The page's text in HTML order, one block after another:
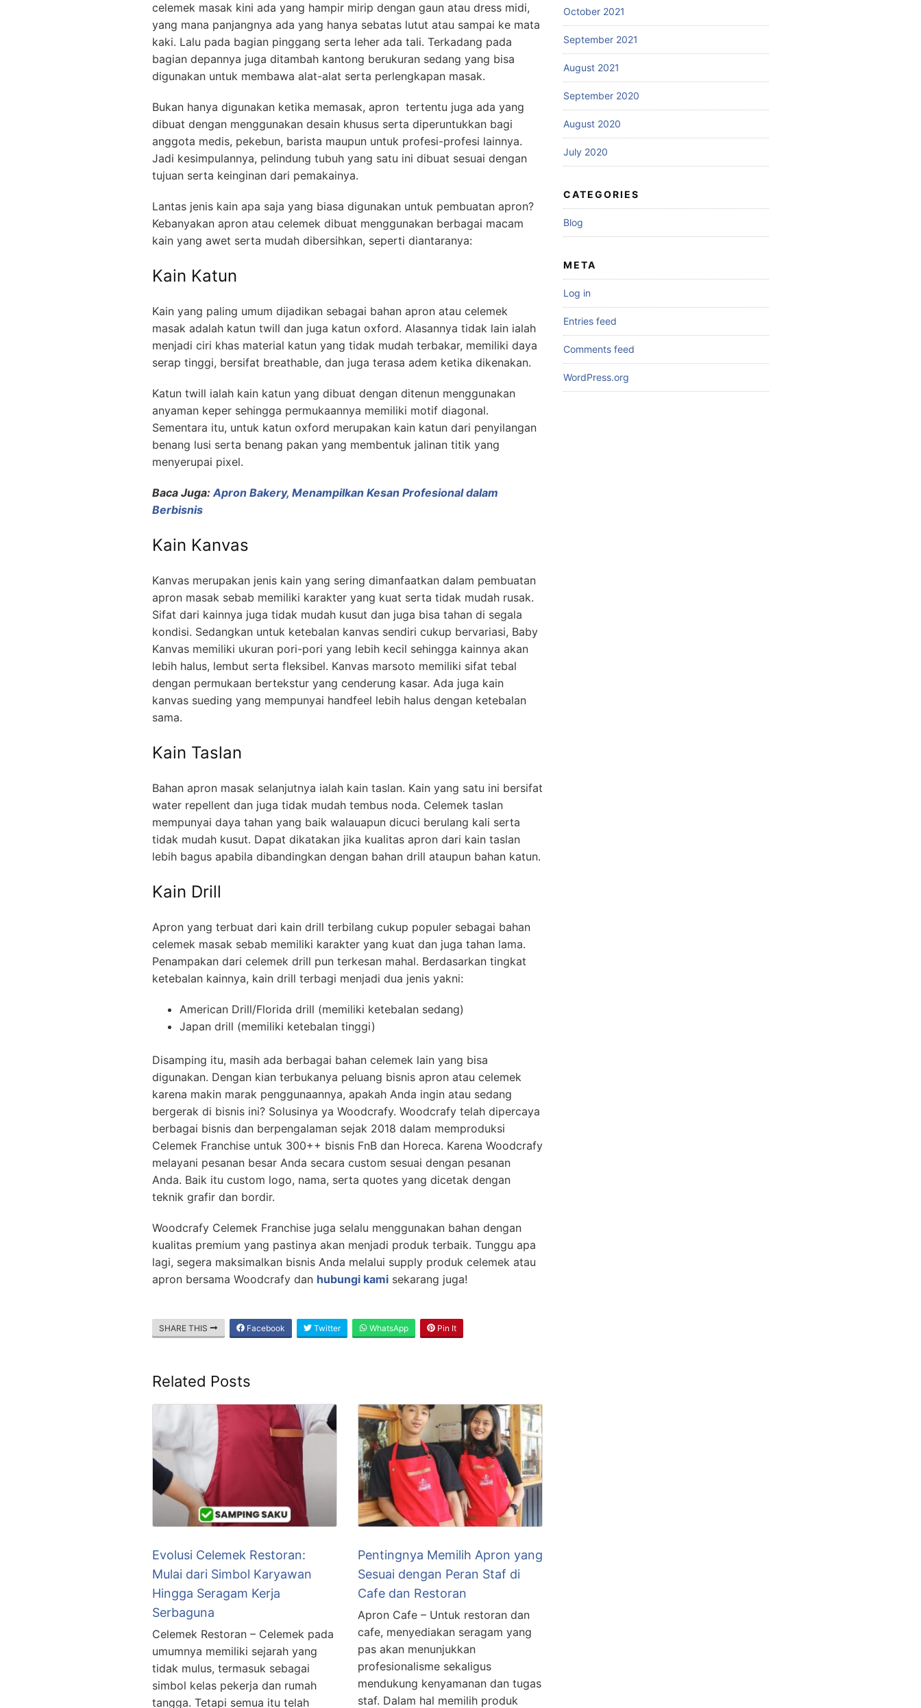
celemek masak kini ada yang hampir mirip dengan gaun atau dress midi,
yang mana panjangnya ada yang hanya sebatas lutut atau sampai ke mata
kaki. Lalu pada bagian pinggang serta leher ada tali. Terkadang pada
bagian depannya juga ditambah kantong berukuran sedang yang bisa
digunakan untuk membawa alat-alat serta perlengkapan masak.
Bukan hanya digunakan ketika memasak, apron tertentu juga ada yang
dibuat dengan menggunakan desain khusus serta diperuntukkan bagi
anggota medis, pekebun, barista maupun untuk profesi-profesi lainnya.
Jadi kesimpulannya, pelindung tubuh yang satu ini dibuat sesuai dengan
tujuan serta keinginan dari pemakainya.
Lantas jenis kain apa saja yang biasa digunakan untuk pembuatan apron?
Kebanyakan apron atau celemek dibuat menggunakan berbagai macam
kain yang awet serta mudah dibersihkan, seperti diantaranya:
Kain Katun
Kain yang paling umum dijadikan sebagai bahan apron atau celemek
masak adalah katun twill dan juga katun oxford. Alasannya tidak lain ialah
menjadi ciri khas material katun yang tidak mudah terbakar, memiliki daya
serap tinggi, bersifat breathable, dan juga terasa adem ketika dikenakan.
Katun twill ialah kain katun yang dibuat dengan ditenun menggunakan
anyaman keper sehingga permukaannya memiliki motif diagonal.
Sementara itu, untuk katun oxford merupakan kain katun dari penyilangan
benang lusi serta benang pakan yang membentuk jalinan titik yang
menyerupai pixel.
Baca Juga: Apron Bakery, Menampilkan Kesan Profesional dalam
Berbisnis
Kain Kanvas
Kanvas merupakan jenis kain yang sering dimanfaatkan dalam pembuatan
apron masak sebab memiliki karakter yang kuat serta tidak mudah rusak.
Sifat dari kainnya juga tidak mudah kusut dan juga bisa tahan di segala
kondisi. Sedangkan untuk ketebalan kanvas sendiri cukup bervariasi, Baby
Kanvas memiliki ukuran pori-pori yang lebih kecil sehingga kainnya akan
lebih halus, lembut serta fleksibel. Kanvas marsoto memiliki sifat tebal
dengan permukaan bertekstur yang cenderung kasar. Ada juga kain
kanvas sueding yang mempunyai handfeel lebih halus dengan ketebalan
sama.
Kain Taslan
Bahan apron masak selanjutnya ialah kain taslan. Kain yang satu ini bersifat
water repellent dan juga tidak mudah tembus noda. Celemek taslan
mempunyai daya tahan yang baik walauapun dicuci berulang kali serta
tidak mudah kusut. Dapat dikatakan jika kualitas apron dari kain taslan
lebih bagus apabila dibandingkan dengan bahan drill ataupun bahan katun.
Kain Drill
Apron yang terbuat dari kain drill terbilang cukup populer sebagai bahan
celemek masak sebab memiliki karakter yang kuat dan juga tahan lama.
Penampakan dari celemek drill pun terkesan mahal. Berdasarkan tingkat
ketebalan kainnya, kain drill terbagi menjadi dua jenis yakni:
American Drill/Florida drill (memiliki ketebalan sedang)
Japan drill (memiliki ketebalan tinggi)
Disamping itu, masih ada berbagai bahan celemek lain yang bisa
digunakan. Dengan kian terbukanya peluang bisnis apron atau celemek
karena makin marak penggunaannya, apakah Anda ingin atau sedang
bergerak di bisnis ini? Solusinya ya Woodcrafy. Woodcrafy telah dipercaya
berbagai bisnis dan berpengalaman sejak 2018 dalam memproduksi
Celemek Franchise untuk 300++ bisnis FnB dan Horeca. Karena Woodcrafy
melayani pesanan besar Anda secara custom sesuai dengan pesanan
Anda. Baik itu custom logo, nama, serta quotes yang dicetak dengan
teknik grafir dan bordir.
Woodcrafy Celemek Franchise juga selalu menggunakan bahan dengan
kualitas premium yang pastinya akan menjadi produk terbaik. Tunggu apa
lagi, segera maksimalkan bisnis Anda melalui supply produk celemek atau
apron bersama Woodcrafy dan hubungi kami sekarang juga!
SHARE THIS Facebook Twitter WhatsApp Pin It
Related Posts
Evolusi Celemek Restoran:
Mulai dari Simbol Karyawan
Hingga Seragam Kerja
Serbaguna
Celemek Restoran – Celemek pada
umumnya memiliki sejarah yang
tidak mulus, termasuk sebagai
simbol kelas pekerja dan rumah
tangga. Tetapi semua itu telah
Pentingnya Memilih Apron yang
Sesuai dengan Peran Staf di
Cafe dan Restoran
Apron Cafe – Untuk restoran dan
cafe, menyediakan seragam yang
pas akan menunjukkan
profesionalisme sekaligus
mendukung kenyamanan dan tugas
staf. Dalam hal memilih produk
October 2021
September 2021
August 2021
September 2020
August 2020
July 2020
CATEGORIES
Blog
META
Log in
Entries feed
Comments feed
WordPress.org